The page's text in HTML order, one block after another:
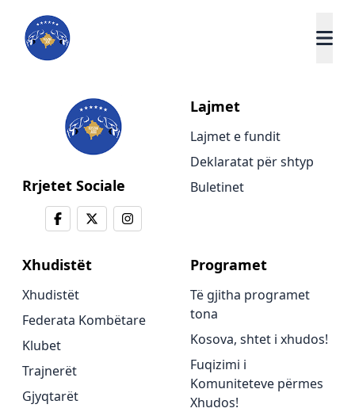
Rrjetet Sociale
Lajmet
Lajmet e fundit
Deklaratat për shtyp
Buletinet
Xhudistët
Xhudistët
Federata Kombëtare
Klubet
Trajnerët
Gjyqtarët
Programet
Të gjitha programet
tona
Kosova, shtet i xhudos!
Fuqizimi i
Komuniteteve përmes
Xhudos!